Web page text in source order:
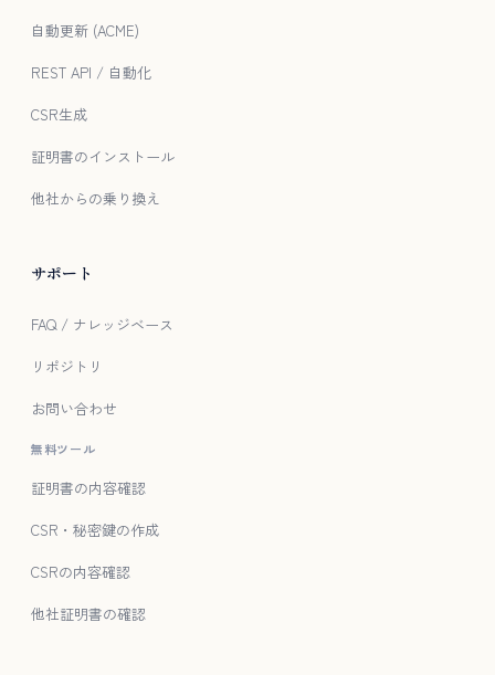
自動更新 (ACME)
REST API / 自動化
CSR生成
証明書のインストール
他社からの乗り換え
サポート
FAQ / ナレッジベース
リポジトリ
お問い合わせ
無料ツール
証明書の内容確認
CSR・秘密鍵の作成
CSRの内容確認
他社証明書の確認